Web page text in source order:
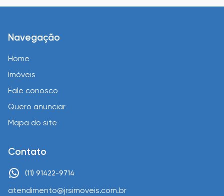
Navegação
Home
Imóveis
Fale conosco
Quero anunciar
Mapa do site
Contato
(11) 91422-9714
atendimento@jrsimoveis.com.br